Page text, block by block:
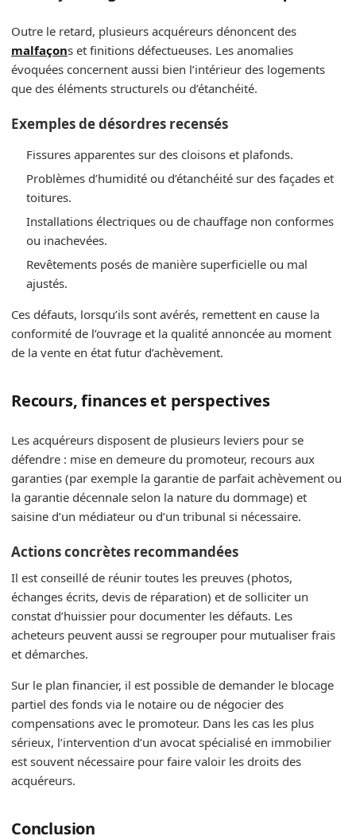
Outre le retard, plusieurs acquéreurs dénoncent des
malfaçons et finitions défectueuses. Les anomalies
évoquées concernent aussi bien l’intérieur des logements
que des éléments structurels ou d’étanchéité.
Exemples de désordres recensés
Fissures apparentes sur des cloisons et plafonds.
Problèmes d’humidité ou d’étanchéité sur des façades et
toitures.
Installations électriques ou de chauffage non conformes
ou inachevées.
Revêtements posés de manière superficielle ou mal
ajustés.
Ces défauts, lorsqu’ils sont avérés, remettent en cause la
conformité de l’ouvrage et la qualité annoncée au moment
de la vente en état futur d’achèvement.
Recours, finances et perspectives
Les acquéreurs disposent de plusieurs leviers pour se
défendre : mise en demeure du promoteur, recours aux
garanties (par exemple la garantie de parfait achèvement ou
la garantie décennale selon la nature du dommage) et
saisine d’un médiateur ou d’un tribunal si nécessaire.
Actions concrètes recommandées
Il est conseillé de réunir toutes les preuves (photos,
échanges écrits, devis de réparation) et de solliciter un
constat d’huissier pour documenter les défauts. Les
acheteurs peuvent aussi se regrouper pour mutualiser frais
et démarches.
Sur le plan financier, il est possible de demander le blocage
partiel des fonds via le notaire ou de négocier des
compensations avec le promoteur. Dans les cas les plus
sérieux, l’intervention d’un avocat spécialisé en immobilier
est souvent nécessaire pour faire valoir les droits des
acquéreurs.
Conclusion